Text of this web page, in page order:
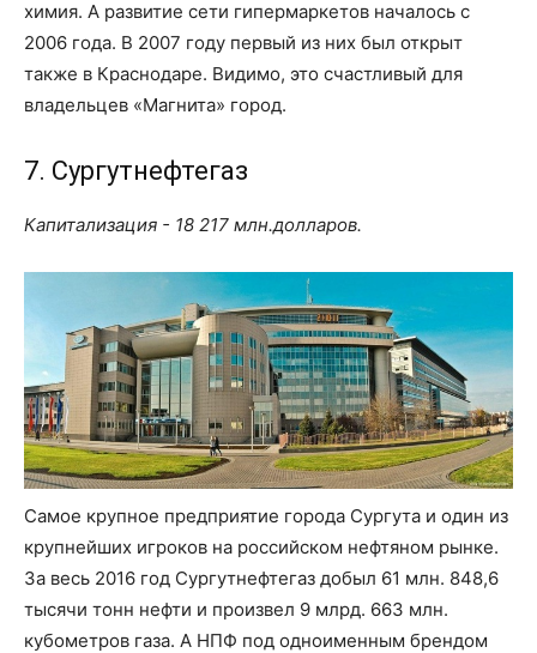
химия. А развитие сети гипермаркетов началось с
2006 года. В 2007 году первый из них был открыт
также в Краснодаре. Видимо, это счастливый для
владельцев «Магнита» город.
7. Сургутнефтегаз
Капитализация - 18 217 млн.долларов.
Самое крупное предприятие города Сургута и один из
крупнейших игроков на российском нефтяном рынке.
За весь 2016 год Сургутнефтегаз добыл 61 млн. 848,6
тысячи тонн нефти и произвел 9 млрд. 663 млн.
кубометров газа. А НПФ под одноименным брендом